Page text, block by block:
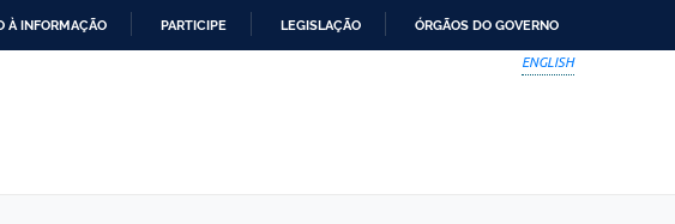
À INFORMAÇÃO PARTICIPE LEGISLAÇÃO ÓRGÃOS DO GOVERNO
ENGLISH